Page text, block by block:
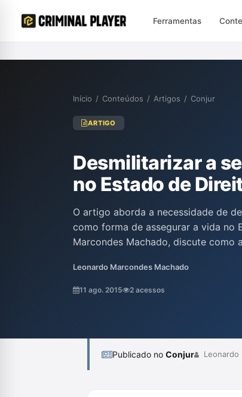
Ferramentas
Início / Conteúdos / Artigos / Conjur
ARTIGO
Desmilitarizar a
no Estado de
O artigo aborda a necessidade de
como forma de assegurar a vida no
Marcondes Machado, discute como
combate e extermínio de inimigos, e
esse paradigma militar para
Leonardo Marcondes Machado
11 ago. 2015 2 acessos
Publicado no Conjur Leonardo